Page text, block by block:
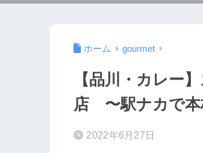
ホーム gourmet
【品川・カレー
店 〜駅ナカで本
2022年6月27日